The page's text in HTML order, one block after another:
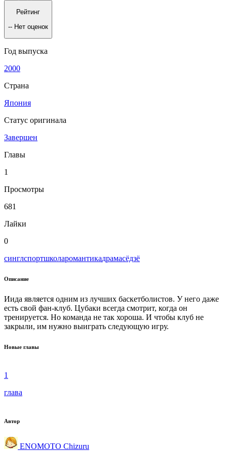
Рейтинг
-- Нет оценок
Год выпуска
2000
Страна
Япония
Статус оригинала
Завершен
Главы
1
Просмотры
681
Лайки
0
синглспортшколаромантикадрамасёдзё
Описание
Иида является одним из лучших баскетболистов. У него даже
есть свой фан-клуб. Цубаки всегда смотрит, когда он
тренируется. Но команда не так хороша. И чтобы клуб не
закрыли, им нужно выиграть следующую игру.
Новые главы
1
глава
Автор
ENOMOTO Chizuru